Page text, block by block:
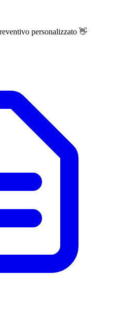
personalizzato 👋